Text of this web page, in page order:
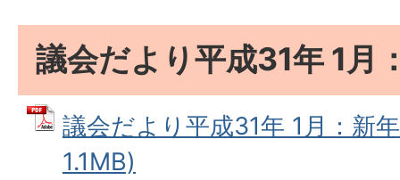
議会だより平成31年 1月
議会だより平成31年 1月：新
1.1MB)